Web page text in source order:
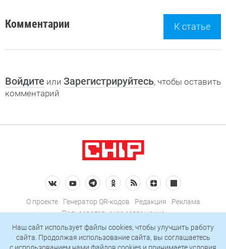
Комментарии К статье
Войдите или Зарегистрируйтесь, чтобы оставить
комментарий
О проекте Генератор QR-кодов Редакция
Реклама
Пользовательское соглашение
Политика конфиденциальности
Подписаться на рассылку
Наш сайт использует файлы cookies, чтобы улучшить работу
сайта. Продолжая использование сайта, вы соглашаетесь